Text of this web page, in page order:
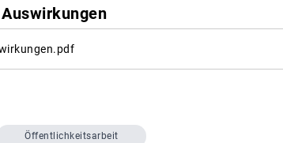
Öffentlichkeitsarbeit